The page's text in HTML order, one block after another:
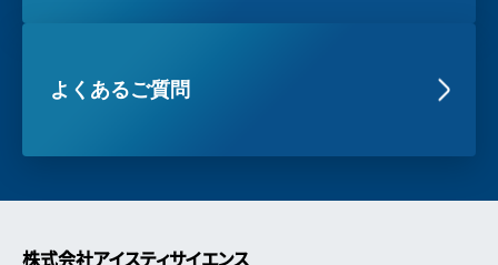
よくあるご質問
株式会社アイスティサイエンス